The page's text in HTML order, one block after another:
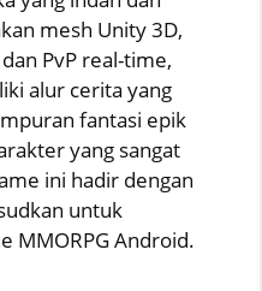
mesh Unity 3D,
PvP real-time,
alur cerita yang
fantasi epik
yang sangat
ini hadir dengan
untuk
MMORPG Android.